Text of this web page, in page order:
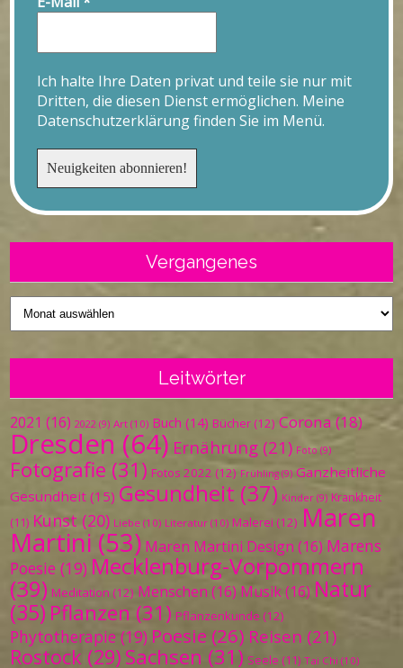
Ich halte Ihre Daten privat und teile sie nur mit
Dritten, die diesen Dienst ermöglichen. Meine
Datenschutzerklärung finden Sie im Menü.
Vergangenes
Vergangenes
Leitwörter
2021 (16) 2022 (9) Art (10) Buch (14) Bücher (12) Corona (18)
Dresden (64) Ernährung (21) Foto (9)
Fotografie (31) Fotos 2022 (12) Frühling (9) Ganzheitliche
Gesundheit (15) Gesundheit (37) Kinder (9) Krankheit
(11) Kunst (20) Liebe (10) Literatur (10) Malerei (12) Maren
Martini (53) Maren Martini Design (16) Marens
Poesie (19) Mecklenburg-Vorpommern
(39) Meditation (12) Menschen (16) Musik(16) Natur
(35) Pflanzen (31) Pflanzenkunde (12)
Phytotherapie (19) Poesie (26) Reisen (21)
Rostock (29) Sachsen (31) Seele (11) Tai Chi (10)